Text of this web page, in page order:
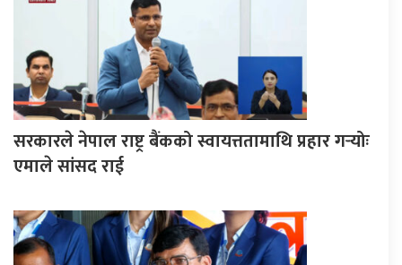
सरकारले नेपाल राष्ट्र बैंकको स्वायत्ततामाथि प्रहार गर्‍योः
एमाले सांसद राई